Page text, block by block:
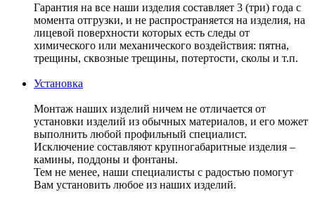
Гарантия на все наши изделия составляет 3 (три) года с
момента отгрузки, и не распространяется на изделия, на
лицевой поверхности которых есть следы от
химического или механического воздействия: пятна,
трещины, сквозные трещины, потертости, сколы и т.п.
Установка
Монтаж наших изделий ничем не отличается от
установки изделий из обычных материалов, и его может
выполнить любой профильный специалист.
Исключение составляют крупногабаритные изделия –
камины, поддоны и фонтаны.
Тем не менее, наши специалисты с радостью помогут
Вам установить любое из наших изделий.